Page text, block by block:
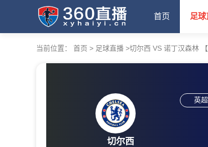
首页 足
当前位置： 首页 > 足球直播 >切尔西 VS 诺丁汉森林
切尔西
英超